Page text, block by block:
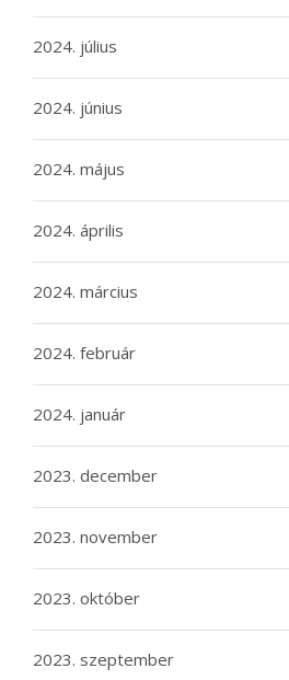
2024. július
2024. június
2024. május
2024. április
2024. március
2024. február
2024. január
2023. december
2023. november
2023. október
2023. szeptember